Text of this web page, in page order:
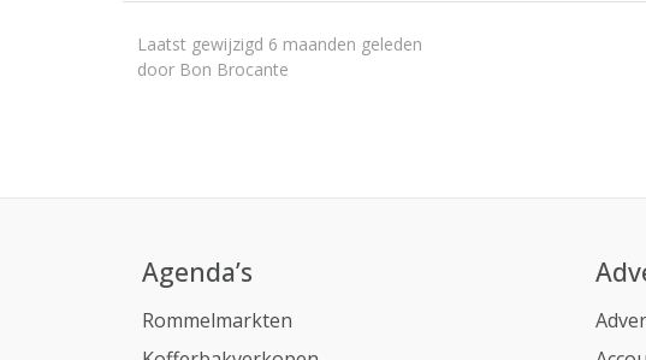
Laatst gewijzigd 6 maanden geleden
door Bon Brocante
Agenda’s
Rommelmarkten